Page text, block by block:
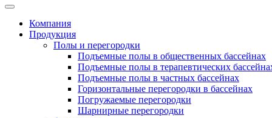
Компания
Продукция
Полы и перегородки
Подъемные полы в общественных бассейнах
Подъемные полы в терапевтических
Подъемные полы в частных бассейнах
Горизонтальные перегородки в бассейнах
Погружаемые перегородки
Шарнирные перегородки